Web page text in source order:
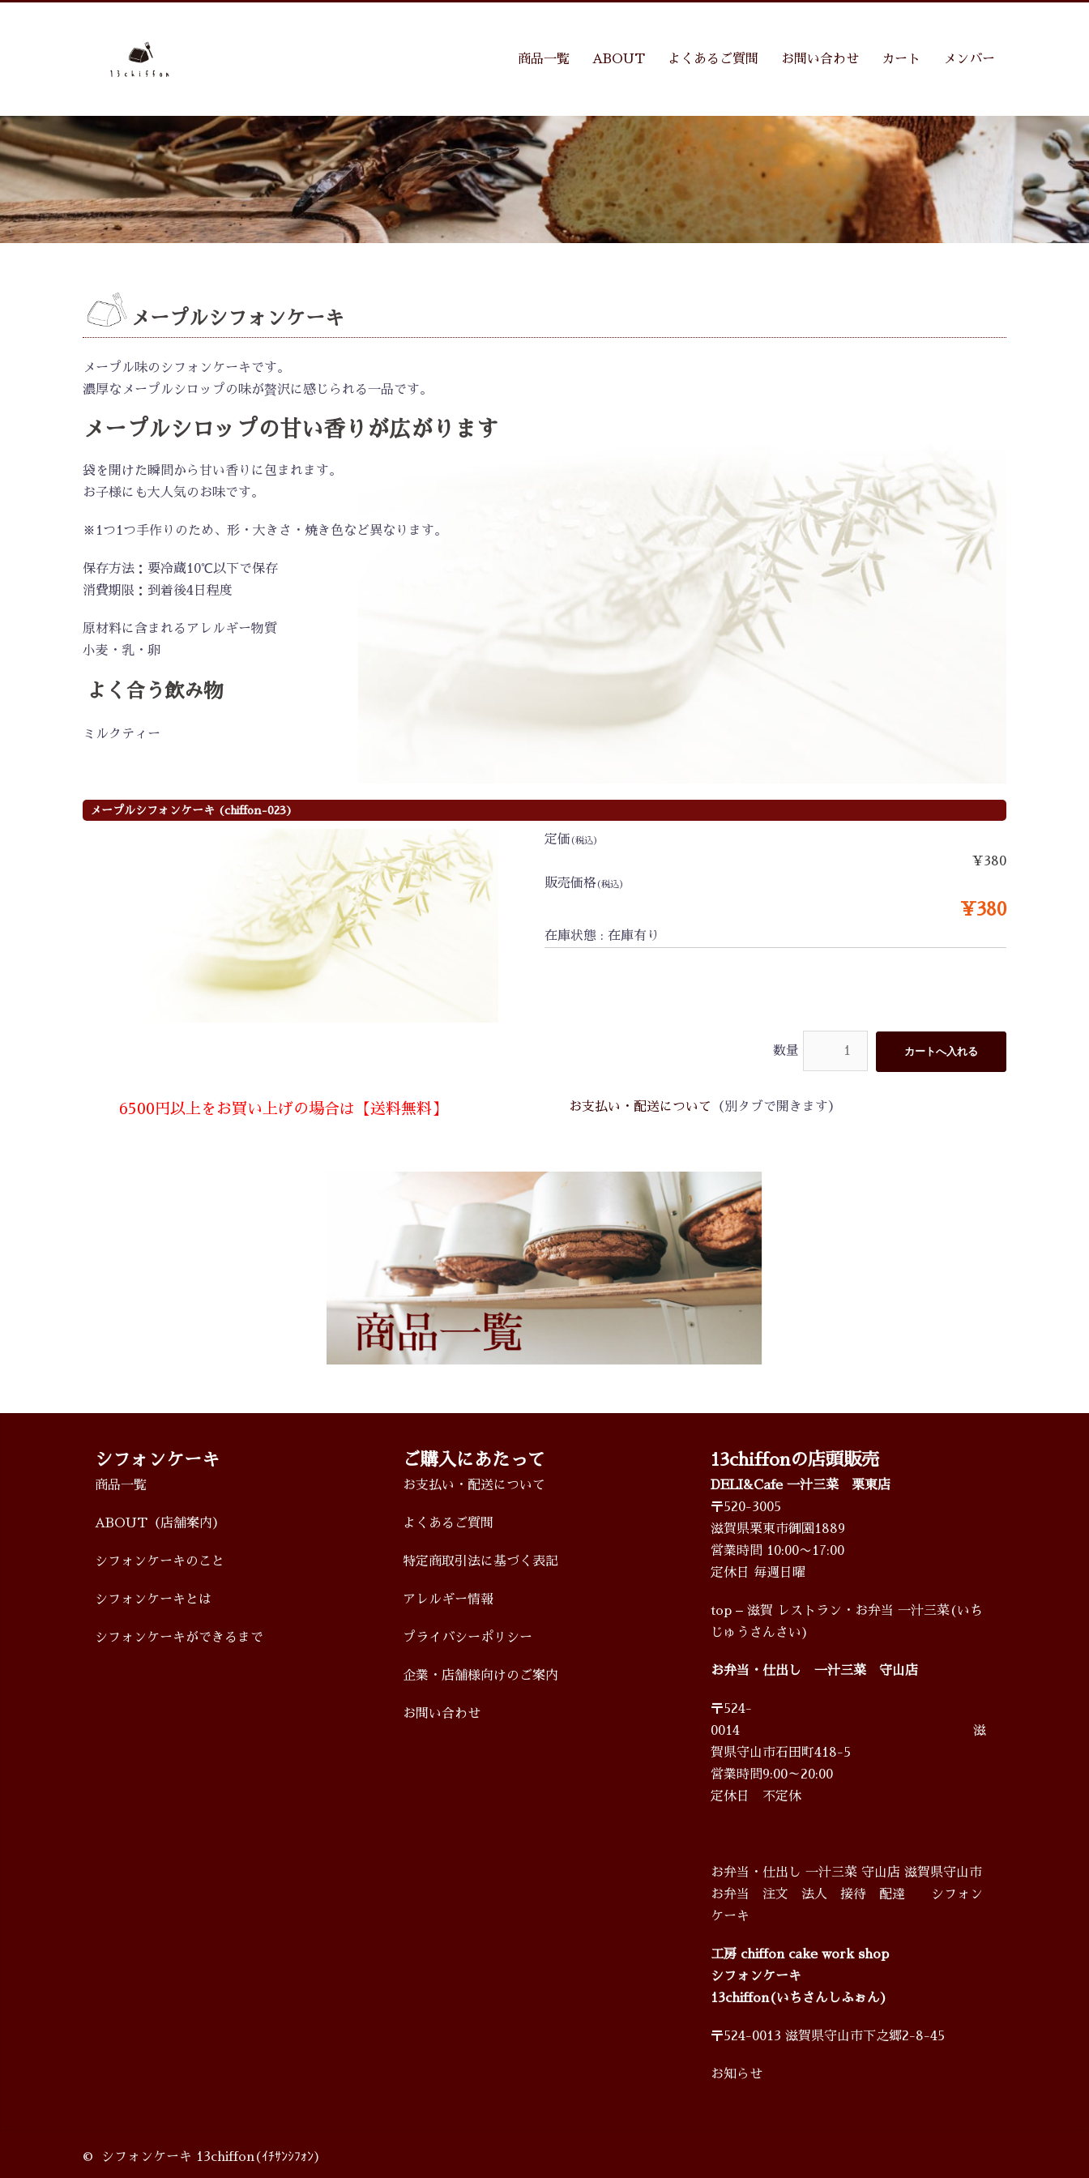
へ
ス
キ
プ
商品一覧 ABOUT よくあるご質問 お問い合わせ カート メンバー
メープルシフォンケーキ
メープル味のシフォンケーキです。
濃厚なメープルシロップの味が贅沢に感じられる一品です。
メープルシロップの甘い香りが広がります
袋を開けた瞬間から甘い香りに包まれます。
お子様にも大人気のお味です。
※1つ1つ手作りのため、形・大きさ・焼き色など異なります。
保存方法：要冷蔵10℃以下で保存
消費期限：到着後4日程度
原材料に含まれるアレルギー物質
小麦・乳・卵
よく合う飲み物
ミルクティー
メープルシフォンケーキ (chiffon-023)
定価(税込)
¥380
販売価格(税込)
¥380
在庫状態 : 在庫有り
数量
6500円以上をお買い上げの場合は【送料無料】 お支払い・配送について （別タブで開きます）
シフォンケーキ
商品一覧
ABOUT （店舗案内）
シフォンケーキのこと
シフォンケーキとは
シフォンケーキができるまで
ご購入にあたって
お支払い・配送について
よくあるご質問
特定商取引法に基づく表記
アレルギー情報
プライバシーポリシー
企業・店舗様向けのご案内
お問い合わせ
13chiffonの店頭販売
DELI&Cafe 一汁三菜 栗東店
〒520-3005
滋賀県栗東市御園1889
営業時間 10:00〜17:00
定休日 毎週日曜
top – 滋賀 レストラン・お弁当 一汁三菜(いち
じゅうさんさい)
お弁当・仕出し 一汁三菜 守山店
〒524-
0014 滋
賀県守山市石田町418-5
営業時間9:00～20:00
定休日 不定休
お弁当・仕出し 一汁三菜 守山店 滋賀県守山市
お弁当 注文 法人 接待 配達 シフォン
ケーキ
工房 chiffon cake work shop
シフォンケーキ
13chiffon(いちさんしふぉん)
〒524-0013 滋賀県守山市下之郷2-8-45
お知らせ
© シフォンケーキ 13chiffon(ｲﾁｻﾝｼﾌｫﾝ)